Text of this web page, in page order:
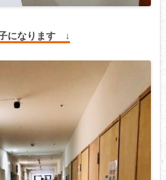
になります ↓